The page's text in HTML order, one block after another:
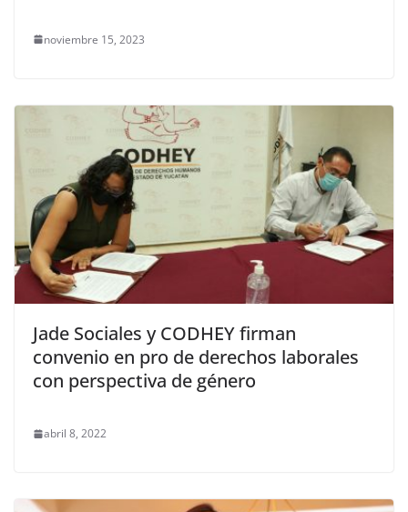
noviembre 15, 2023
Jade Sociales y CODHEY firman
convenio en pro de derechos laborales
con perspectiva de género
abril 8, 2022